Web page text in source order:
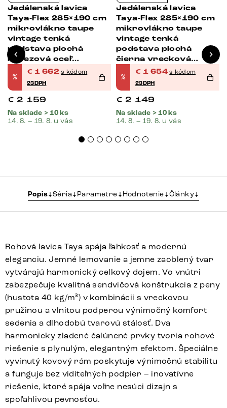
Jedálenská lavica
Taya-Flex 285×190 cm
mikrovlákno taupe
vintage tenká
podstava plochá
nerezová oceľ
vrecková pružina ľavá
%
€ 1 662 s kódom
23DPH
€ 2 159
Na sklade > 10 ks
14. 8. – 19. 8. u vás
Jedálenská lavica
Taya-Flex 285×190 cm
mikrovlákno taupe
vintage tenká
podstava plochá
čierna vrecková
pružina ľavá
%
€ 1 654 s kódom
23DPH
€ 2 149
Na sklade > 10 ks
14. 8. – 19. 8. u vás
Popis Séria Parametre Hodnotenie Články
Rohová lavica Taya spája ľahkosť a modernú
eleganciu. Jemné lemovanie a jemne zaoblený tvar
vytvárajú harmonický celkový dojem. Vo vnútri
zabezpečuje kvalitná sendvičová konštrukcia z peny
(hustota 40 kg/m³) v kombinácii s vreckovou
pružinou a vlnitou podperou výnimočný komfort
sedenia a dlhodobú tvarovú stálosť. Dva
harmonicky zladené čalúnené prvky tvoria rohové
riešenie s plynulým, elegantným efektom. Špeciálne
vyvinutý kovový rám poskytuje výnimočnú stabilitu
a funguje bez viditeľných podpier – inovatívne
riešenie, ktoré spája voľne nesúci dizajn s
spoľahlivou pevnosťou.